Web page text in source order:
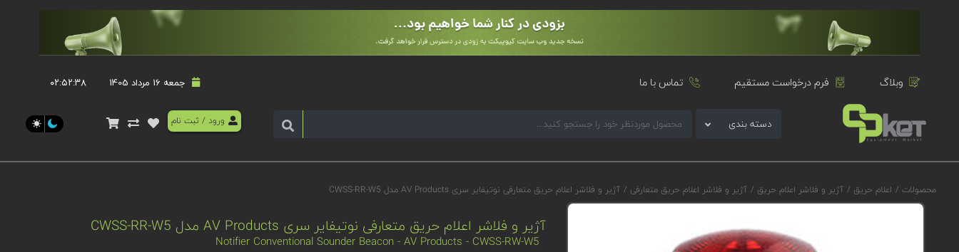
وبلاگ فرم درخواست مستقیم تماس با ما جمعه 16 مرداد 1405 ۰۲:۵۲:۳۸
دسته بندی ورود / ثبت نام
محصولات / اعلام حریق / آژیر و فلاشر اعلام حریق / آژیر و فلاشر اعلام حریق متعارفی / آژیر و فلاشر اعلام حریق متعارفی نوتیفایر سری AV Products مدل CWSS-RR-W5
آژیر و فلاشر اعلام حریق متعارفی نوتیفایر سری AV Products مدل CWSS-RR-W5
Notifier Conventional Sounder Beacon - AV Products - CWSS-RW-W5